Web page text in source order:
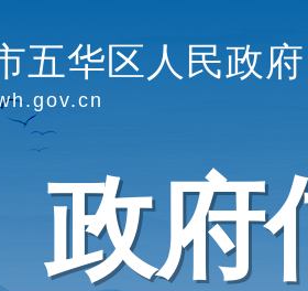
五华区人民政府
政府